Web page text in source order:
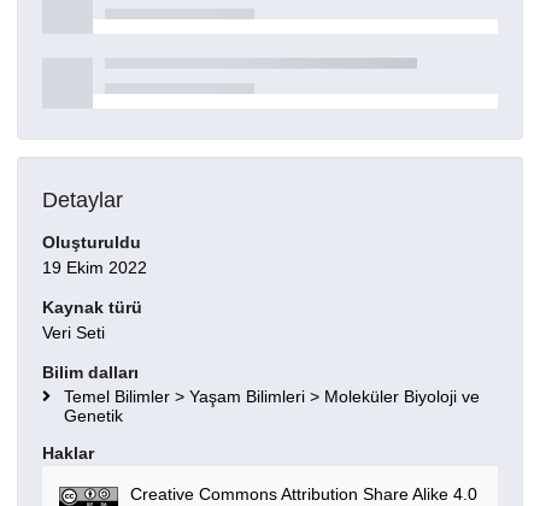
Detaylar
Oluşturuldu
19 Ekim 2022
Kaynak türü
Veri Seti
Bilim dalları
Temel Bilimler > Yaşam Bilimleri > Moleküler Biyoloji ve
Genetik
Haklar
Creative Commons Attribution Share Alike 4.0